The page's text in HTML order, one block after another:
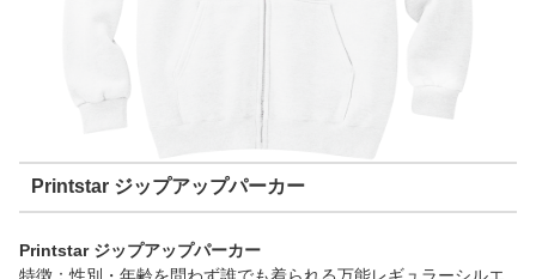
Printstar ジップアップパーカー
Printstar ジップアップパーカー